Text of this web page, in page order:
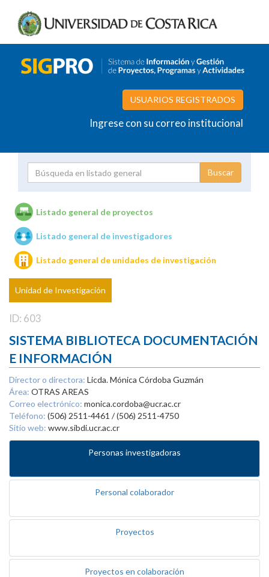
USUARIOS REGISTRADOS
Ingrese con su correo institucional
Unidades de investigación
Listado general de proyectos
Listado general de investigadores
Listado general de unidades de investigación
Unidad de Investigación
ID: 603
SISTEMA BIBLIOTECA DOCUMENTACIÓN
E INFORMACIÓN
Director o directora: Licda. Mónica Córdoba Guzmán
Área: OTRAS AREAS
Correo electrónico: monica.cordoba@ucr.ac.cr
Teléfono: (506) 2511-4461 / (506) 2511-4750
Sitio web: www.sibdi.ucr.ac.cr
Personas investigadoras
Personal colaborador
Proyectos
Proyectos en colaboración